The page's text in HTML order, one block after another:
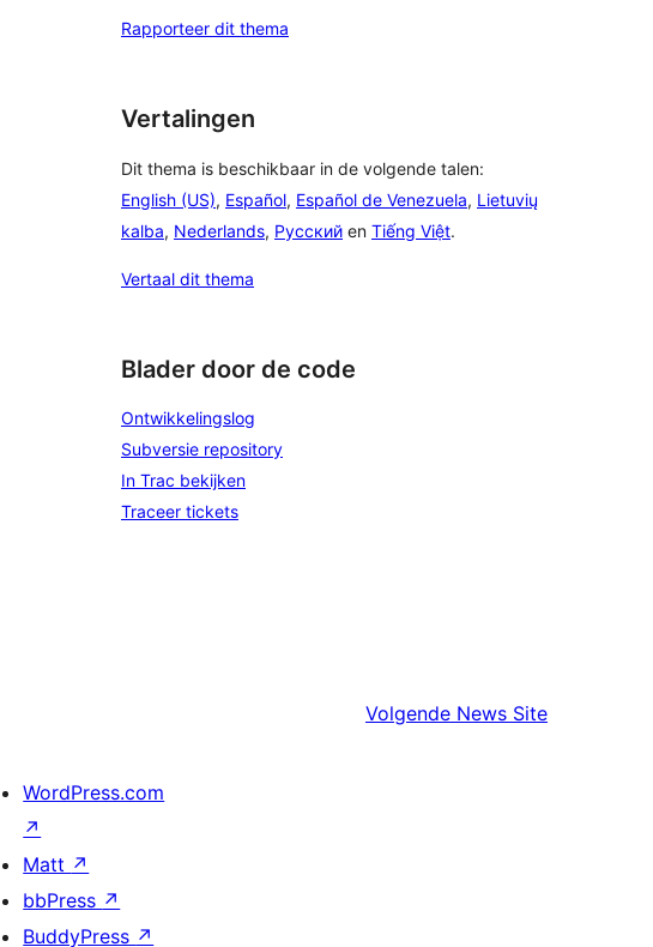
Rapporteer dit thema
Vertalingen
Dit thema is beschikbaar in de volgende talen:
English (US), Español, Español de Venezuela, Lietuvių
kalba, Nederlands, Русский en Tiếng Việt.
Vertaal dit thema
Blader door de code
Ontwikkelingslog
Subversie repository
In Trac bekijken
Traceer tickets
Volgende News Site
WordPress.com
↗
Matt ↗
bbPress ↗
BuddyPress ↗